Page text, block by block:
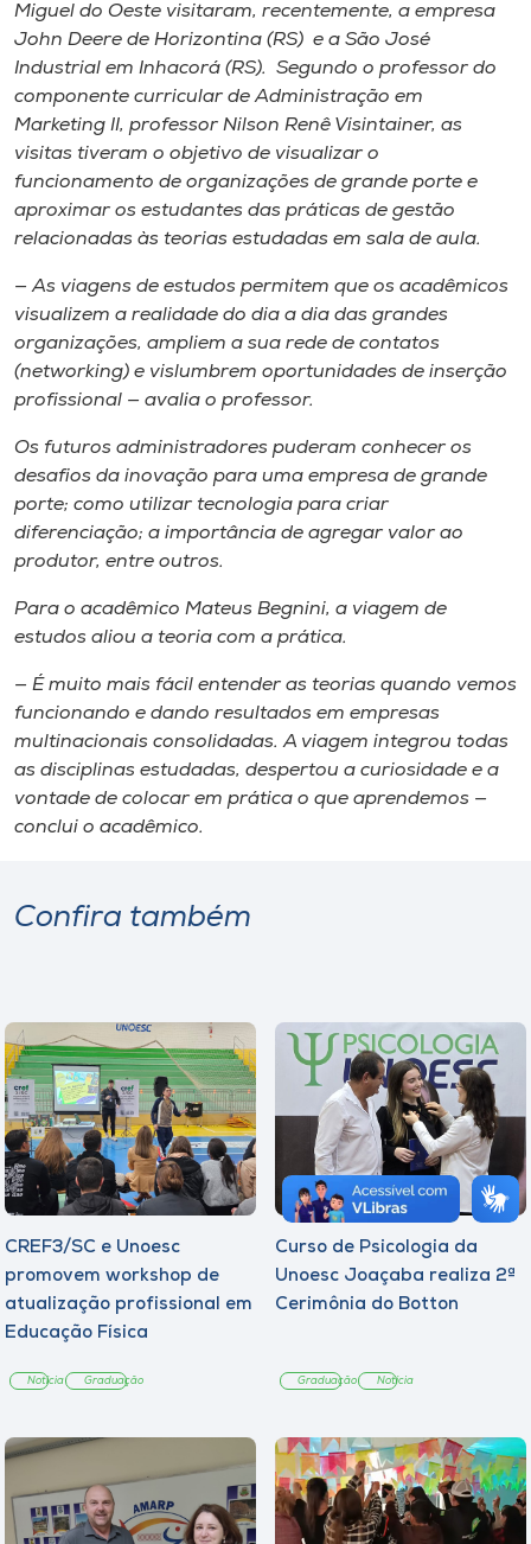
Unoesc
Store
Selecione
Miguel do Oeste visitaram, recentemente, a empresa
John Deere de Horizontina (RS) e a São José
Industrial em Inhacorá (RS). Segundo o professor do
componente curricular de Administração em
Marketing II, professor Nilson Renê Visintainer, as
visitas tiveram o objetivo de visualizar o
funcionamento de organizações de grande porte e
aproximar os estudantes das práticas de gestão
relacionadas às teorias estudadas em sala de aula.
— As viagens de estudos permitem que os acadêmicos
visualizem a realidade do dia a dia das grandes
organizações, ampliem a sua rede de contatos
(networking) e vislumbrem oportunidades de inserção
profissional — avalia o professor.
Os futuros administradores puderam conhecer os
desafios da inovação para uma empresa de grande
porte; como utilizar tecnologia para criar
diferenciação; a importância de agregar valor ao
produtor, entre outros.
Para o acadêmico Mateus Begnini, a viagem de
estudos aliou a teoria com a prática.
— É muito mais fácil entender as teorias quando vemos
funcionando e dando resultados em empresas
multinacionais consolidadas. A viagem integrou todas
as disciplinas estudadas, despertou a curiosidade e a
vontade de colocar em prática o que aprendemos —
conclui o acadêmico.
Confira também
CREF3/SC e Unoesc
promovem workshop de
atualização profissional em
Educação Física
Notícia Graduação
Curso de Psicologia da
Unoesc Joaçaba realiza 2ª
Cerimônia do Botton
Graduação Notícia